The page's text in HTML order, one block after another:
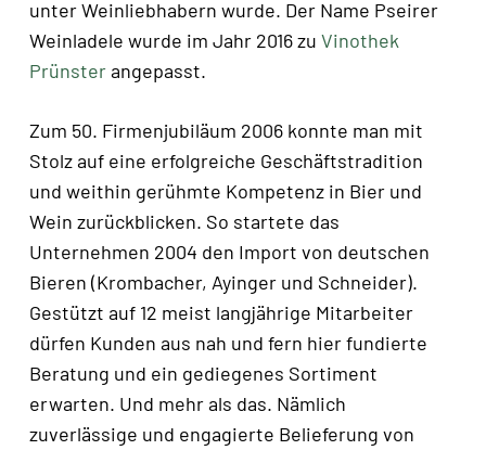
unter Weinliebhabern wurde. Der Name Pseirer
Weinladele wurde im Jahr 2016 zu Vinothek
Prünsterangepasst.
Zum 50. Firmenjubiläum 2006 konnte man mit
Stolz auf eine erfolgreiche Geschäftstradition
und weithin gerühmte Kompetenz in Bier und
Wein zurückblicken. So startete das
Unternehmen 2004 den Import von deutschen
Bieren (Krombacher, Ayinger und Schneider).
Gestützt auf 12 meist langjährige Mitarbeiter
dürfen Kunden aus nah und fern hier fundierte
Beratung und ein gediegenes Sortiment
erwarten. Und mehr als das. Nämlich
zuverlässige und engagierte Belieferung von